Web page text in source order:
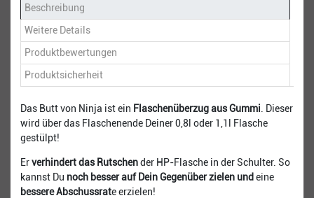
Beschreibung
Weitere Details
Produktbewertungen
Produktsicherheit
Das Butt von Ninja ist ein Flaschenüberzug aus Gummi . Dieser
wird über das Flaschenende Deiner 0,8l oder 1,1l Flasche
gestülpt!
Erverhindert das Rutschender HP-Flasche in der Schulter. So
kannst Du noch besser auf Dein Gegenüber zielen und eine
bessere Abschussrate erzielen!